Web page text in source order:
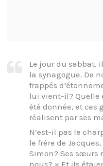
Le jour du sabbat,
la synagogue. De
frappés
lui vient-il? Quelle
été donnée, et ces
réalisent par ses
N’est-il pas le
le frère de
Simon? Ses sœurs
nous? » Et ils